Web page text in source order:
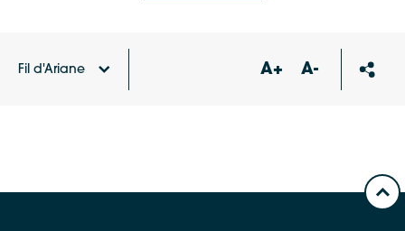
Fil d'Ariane A+ A-